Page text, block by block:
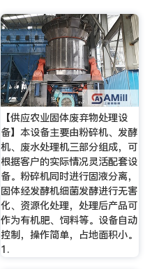
【供应农业固体废弃物处理设
备】本设备主要由粉碎机、发酵
机、废水处理机三部分组成，可
根据客户的实际情况灵活配套设
备。粉碎机同时进行固液分离，
固体经发酵机细菌发酵进行无害
化、资源化处理，处理后产品可
作为有机肥、饲料等。设备自动
控制，操作简单，占地面积小。
1.